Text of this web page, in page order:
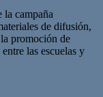
campaña
de difusión,
promoción de
las escuelas y